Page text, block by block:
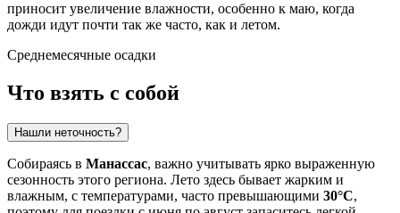
приносит увеличение влажности, особенно к маю, когда
дожди идут почти так же часто, как и летом.
Среднемесячные осадки
Что взять с собой
Нашли неточность?
Собираясь в Манассас, важно учитывать ярко выраженную
сезонность этого региона. Лето здесь бывает жарким и
влажным, с температурами, часто превышающими 30°C,